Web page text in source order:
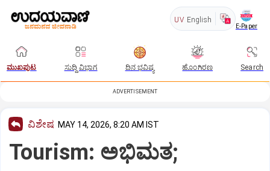
UV English
E-Paper
ಮುಖಪುಟ ಸುದ್ದಿ ವಿಭಾಗ ದಿನ ಭವಿಷ್ಯ ಹೊಂಗಿರಣ Search
ADVERTISEMENT
ವಿಶೇಷ MAY 14, 2026, 8:20 AM IST
Tourism: ಅಭಿಮತ;